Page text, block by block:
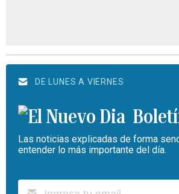
DE LUNES A VIERNES
Las noticias explicadas de forma
entender lo más importante del día.